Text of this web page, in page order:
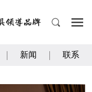
新闻 联系